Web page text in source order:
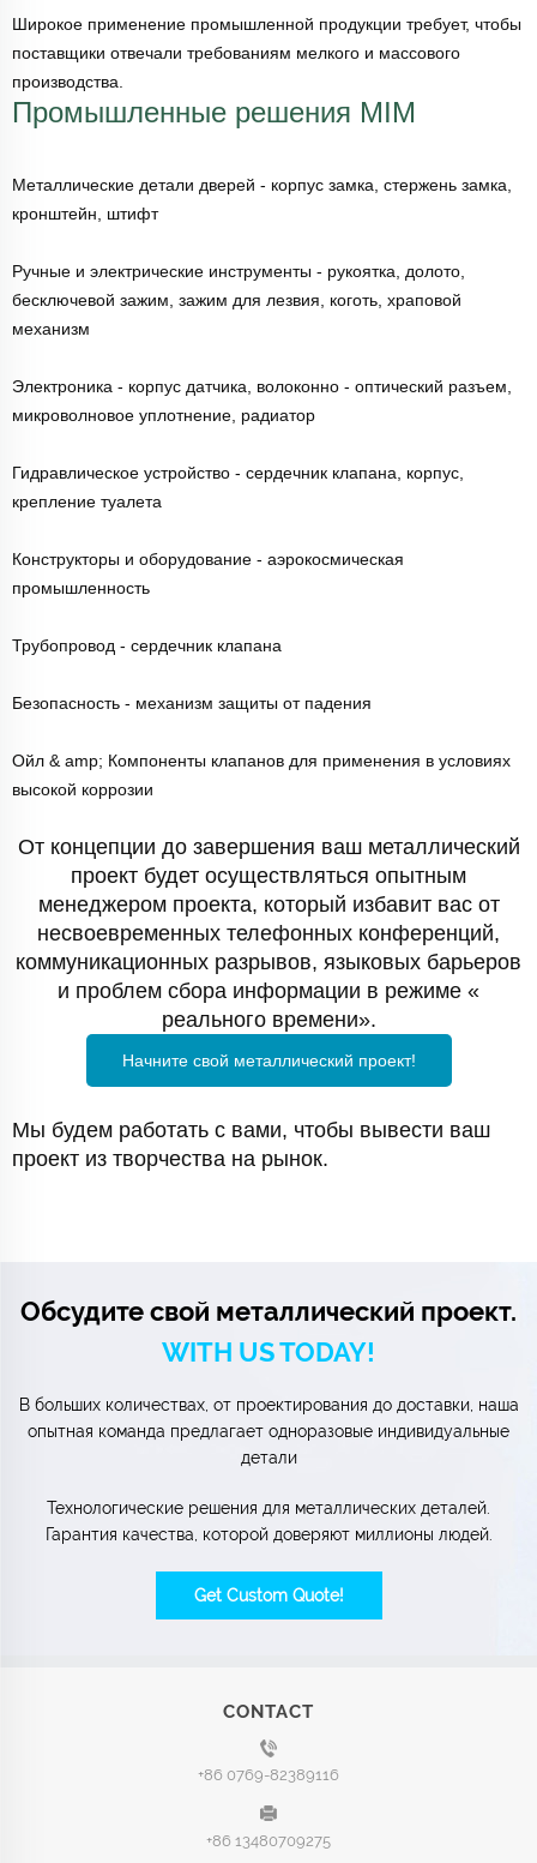
Широкое применение промышленной продукции требует, чтобы
поставщики отвечали требованиям мелкого и массового
производства.
Промышленные решения MIM
Металлические детали дверей - корпус замка, стержень замка,
кронштейн, штифт
Ручные и электрические инструменты - рукоятка, долото,
бесключевой зажим, зажим для лезвия, коготь, храповой
механизм
Электроника - корпус датчика, волоконно - оптический разъем,
микроволновое уплотнение, радиатор
Гидравлическое устройство - сердечник клапана, корпус,
крепление туалета
Конструкторы и оборудование - аэрокосмическая
промышленность
Трубопровод - сердечник клапана
Безопасность - механизм защиты от падения
Ойл & amp; Компоненты клапанов для применения в условиях
высокой коррозии
От концепции до завершения ваш металлический
проект будет осуществляться опытным
менеджером проекта, который избавит вас от
несвоевременных телефонных конференций,
коммуникационных разрывов, языковых барьеров
и проблем сбора информации в режиме «
реального времени».
Начните свой металлический проект!
Мы будем работать с вами, чтобы вывести ваш
проект из творчества на рынок.
Обсудите свой металлический проект.
WITH US TODAY!
В больших количествах, от проектирования до доставки, наша
опытная команда предлагает одноразовые индивидуальные
детали
Технологические решения для металлических деталей.
Гарантия качества, которой доверяют миллионы людей.
Get Custom Quote!
CONTACT
+86 0769-82389116
+86 13480709275